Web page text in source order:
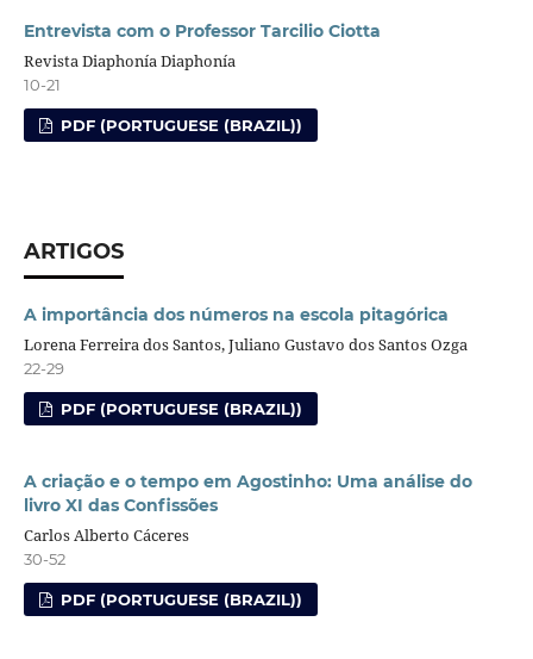
Entrevista com o Professor Tarcilio Ciotta
Revista Diaphonía Diaphonía
10-21
PDF (PORTUGUESE (BRAZIL))
ARTIGOS
A importância dos números na escola pitagórica
Lorena Ferreira dos Santos, Juliano Gustavo dos Santos Ozga
22-29
PDF (PORTUGUESE (BRAZIL))
A criação e o tempo em Agostinho: Uma análise do
livro XI das Confissões
Carlos Alberto Cáceres
30-52
PDF (PORTUGUESE (BRAZIL))